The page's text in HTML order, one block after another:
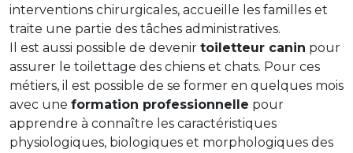
interventions chirurgicales, accueille les familles et
traite une partie des tâches administratives.
Il est aussi possible de devenir toiletteur canin pour
assurer le toilettage des chiens et chats. Pour ces
métiers, il est possible de se former en quelques mois
avec une formation professionnelle pour
apprendre à connaître les caractéristiques
physiologiques, biologiques et morphologiques des